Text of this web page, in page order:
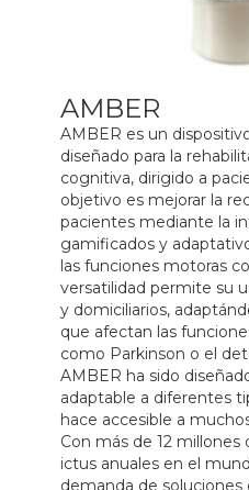
AMBER
AMBER es un
diseñado para la
cognitiva, dirigido a
objetivo es mejorar la
pacientes mediante la
gamificados y
las funciones motoras
versatilidad permite su
y domiciliarios,
que afectan las
como Parkinson o el
AMBER ha sido
adaptable a diferentes
hace accesible a
Con más de 12 millones
ictus anuales en el
demanda de